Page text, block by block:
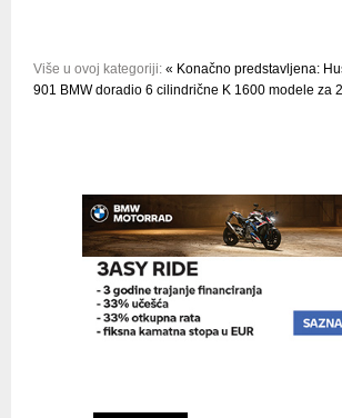
Više u ovoj kategoriji: « Konačno predstavljena:
901 BMW doradio 6 cilindrične K 1600 modele za